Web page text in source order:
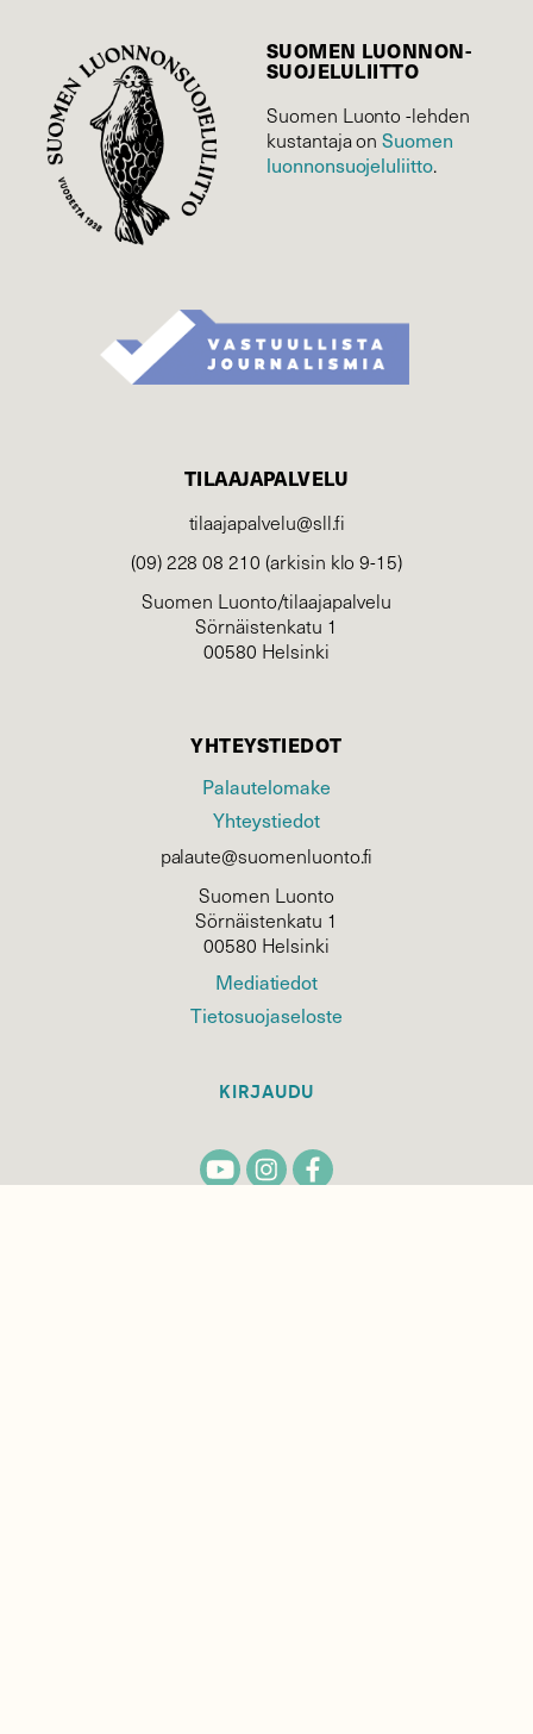
SUOMEN LUONNON­
SUOJELU­LIITTO
Suomen Luonto -lehden
kustantaja onSuomen
luonnonsuojelu­liitto.
TILAAJAPALVELU
tilaajapalvelu@sll.fi
(09) 228 08 210 (arkisin klo 9-15)
Suomen Luonto/tilaajapalvelu
Sörnäistenkatu 1
00580 Helsinki
YHTEYSTIEDOT
Palautelomake
Yhteystiedot
palaute@suomenluonto.fi
Suomen Luonto
Sörnäistenkatu 1
00580 Helsinki
Mediatiedot
Tietosuojaseloste
KIRJAUDU